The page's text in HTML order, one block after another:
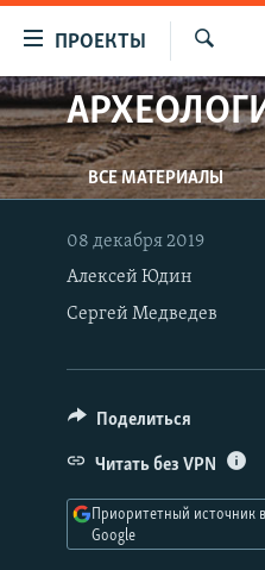
упрощенного
доступа
Вернуться
к
основному
содержанию
Вернутся
ПРОЕКТЫ
ПРОГРАММЫ
ПОДКАСТЫ
АВТОРСКИЕ ПРОЕКТЫ
ЦИТАТЫ СВОБОДЫ
МНЕНИЯ
КУЛЬТУРА
IDEL.РЕАЛИИ
КАВКАЗ.РЕАЛИИ
СЕВЕР.РЕАЛИИ
СИБИРЬ.РЕАЛИИ
РАСПИСАНИЕ ВЕЩАНИЯ
Искать
ВСЕ МАТЕРИАЛЫ
08 декабря 2019
Алексей Юдин
Сергей Медведев
Поделиться
Читать без VPN
Приоритетный источник в
Google